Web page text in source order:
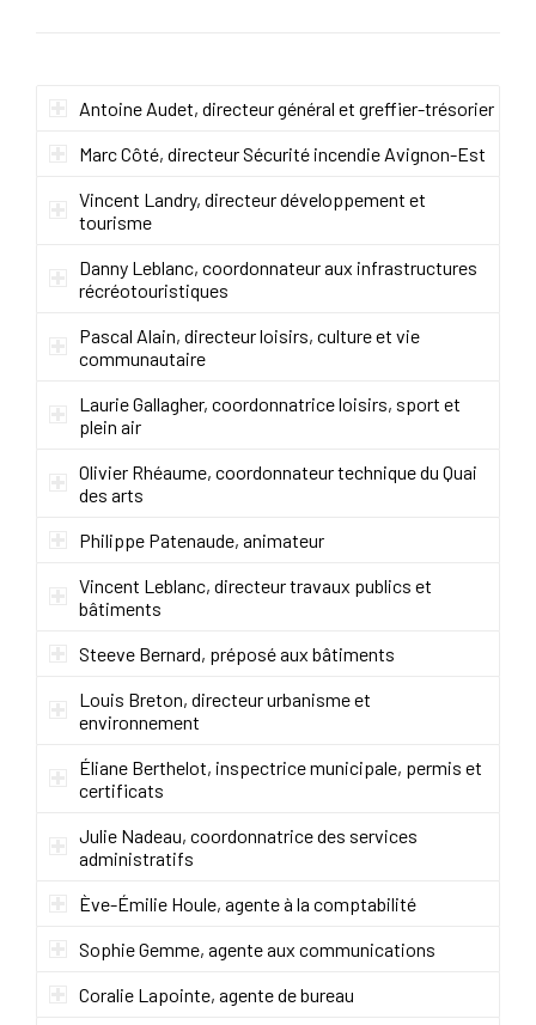
Antoine Audet, directeur général et greffier-trésorier
Marc Côté, directeur Sécurité incendie Avignon-Est
Vincent Landry, directeur développement et
tourisme
Danny Leblanc, coordonnateur aux infrastructures
récréotouristiques
Pascal Alain, directeur loisirs, culture et vie
communautaire
Laurie Gallagher, coordonnatrice loisirs, sport et
plein air
Olivier Rhéaume, coordonnateur technique du Quai
des arts
Philippe Patenaude, animateur
Vincent Leblanc, directeur travaux publics et
bâtiments
Steeve Bernard, préposé aux bâtiments
Louis Breton, directeur urbanisme et
environnement
Éliane Berthelot, inspectrice municipale, permis et
certificats
Julie Nadeau, coordonnatrice des services
administratifs
Ève-Émilie Houle, agente à la comptabilité
Sophie Gemme, agente aux communications
Coralie Lapointe, agente de bureau